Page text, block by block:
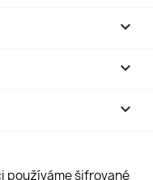


keyboard_arrow_down
používáme šifrované